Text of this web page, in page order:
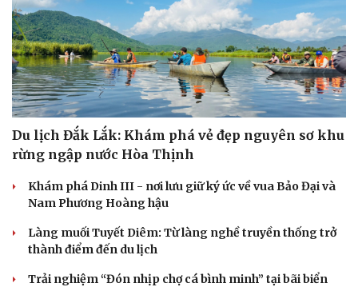
Văn hóa
Sân khấu - Điện ảnh
Văn học
Âm nhạc
Giải trí
Nghệ sĩ
Thời trang
Sao Việt
Du lịch Đắk Lắk: Khám phá vẻ đẹp nguyên sơ khu
rừng ngập nước Hòa Thịnh
Khám phá Dinh III - nơi lưu giữ ký ức về vua Bảo Đại và
Nam Phương Hoàng hậu
Làng muối Tuyết Diêm: Từ làng nghề truyền thống trở
thành điểm đến du lịch
Trải nghiệm “Đón nhịp chợ cá bình minh” tại bãi biển